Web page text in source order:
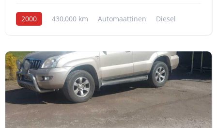
2000 430,000 km Automaattinen Diesel